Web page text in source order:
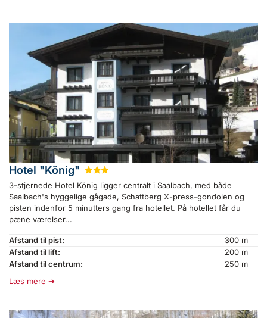
Hotel "König" ★★
3-stjernede Hotel König ligger centralt i Saalbach, med både
Saalbach's hyggelige gågade, Schattberg X-press-gondolen og
pisten indenfor 5 minutters gang fra hotellet. På hotellet får du
pæne værelser...
Afstand til pist:
300 m
Afstand til lift:
200 m
Afstand til centrum:
250 m
Læs mere